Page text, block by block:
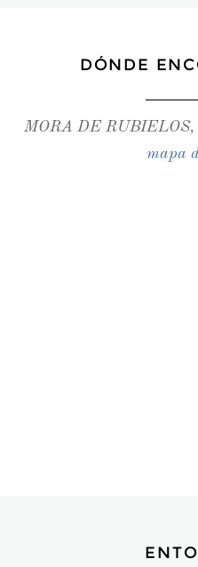
DÓNDE
MORA DE RUBIELOS,
mapa